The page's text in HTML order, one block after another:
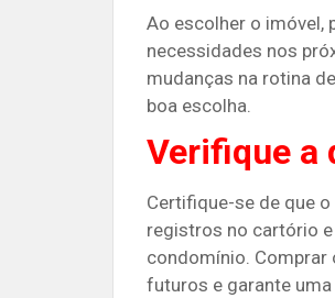
Ao escolher o imóvel,
necessidades nos
mudanças na rotina
boa escolha​.
Verifique a
Certifique-se de que
registros no cartório e
condomínio. Comprar
futuros e garante uma